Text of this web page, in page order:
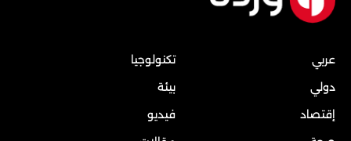
عربي
دولي
إقتصاد
تكنولوجيا
بيئة
فيديو